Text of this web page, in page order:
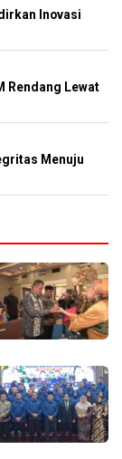
Inovasi
Rendang Lewat
Menuju